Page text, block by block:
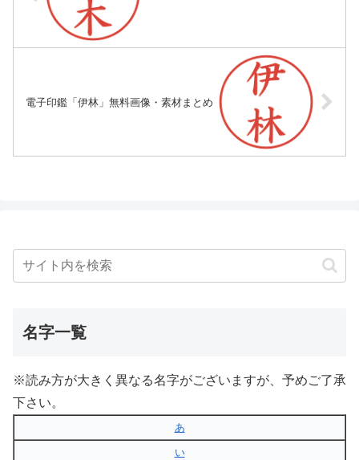
電子印鑑「伊林」無料画像・素材まとめ
名字一覧
※読み方が大きく異なる名字がございますが、予めご了承
下さい。
あ
い